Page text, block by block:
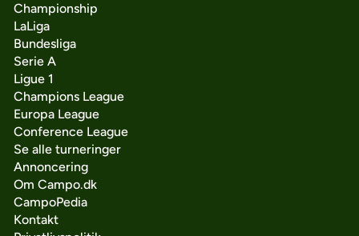
Championship
LaLiga
Bundesliga
Serie A
Ligue 1
Champions League
Europa League
Conference League
Se alle turneringer
Annoncering
Om Campo.dk
CampoPedia
Kontakt